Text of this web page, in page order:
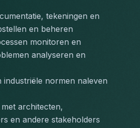
tekeningen en
en beheren
monitoren en
analyseren en
industriële normen naleven
architecten,
en andere stakeholders